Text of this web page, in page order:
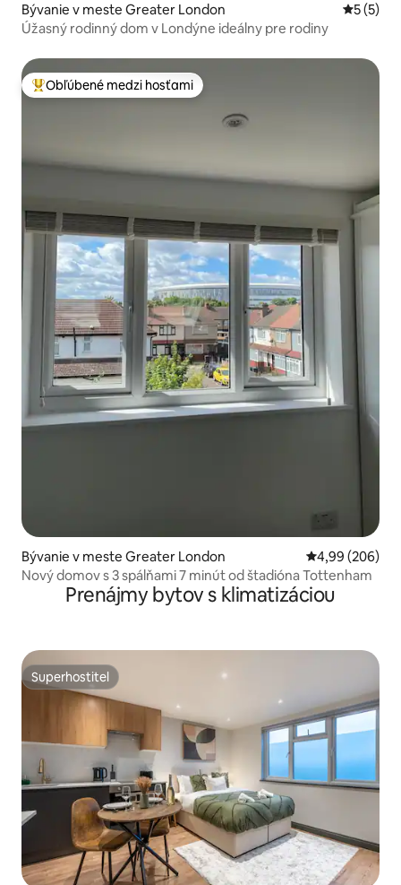
Bývanie v meste Greater London
5 (5)
Úžasný rodinný dom v Londýne ideálny pre rodiny
Najobľúbenejšie medzi hosťami
Obľúbené medzi hosťami
Bývanie v meste Greater London Priemerné
4,99 (206)
Nový domov s 3 spálňami 7 minút od štadióna Tottenham
Prenájmy bytov s klimatizáciou
Superhostiteľ
Superhostiteľ